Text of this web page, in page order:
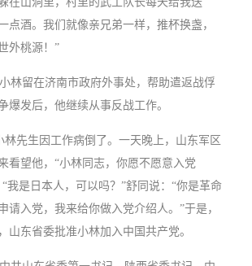
点酒。我们就像亲兄弟一样，推杯换盏，
外桃源！”
林留在济南市政府外事处，帮助遣返战俘
爆发后，他继续从事反战工作。
先生因工作病倒了。一天晚上，山东军区
看望他，“小林同志，你愿不愿意入党
我是日本人，可以吗？”舒同说：“你是革命
请入党，我来给你做入党介绍人。”于是，
山东省委批准小林加入中国共产党。